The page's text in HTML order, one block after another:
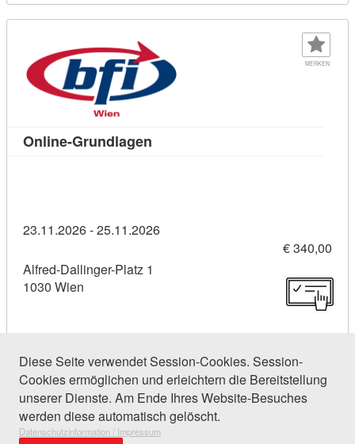
MERKEN
Online-Grundlagen
23.11.2026 - 25.11.2026
€ 340,00
Alfred-Dallinger-Platz 1
1030 Wien
28 Einträge gefunden (1 von 2)
Diese Seite verwendet Session-Cookies. Session-
Cookies ermöglichen und erleichtern die Bereitstellung
unserer Dienste. Am Ende Ihres Website-Besuches
werden diese automatisch gelöscht.
Datenschutzinformation / Impressum